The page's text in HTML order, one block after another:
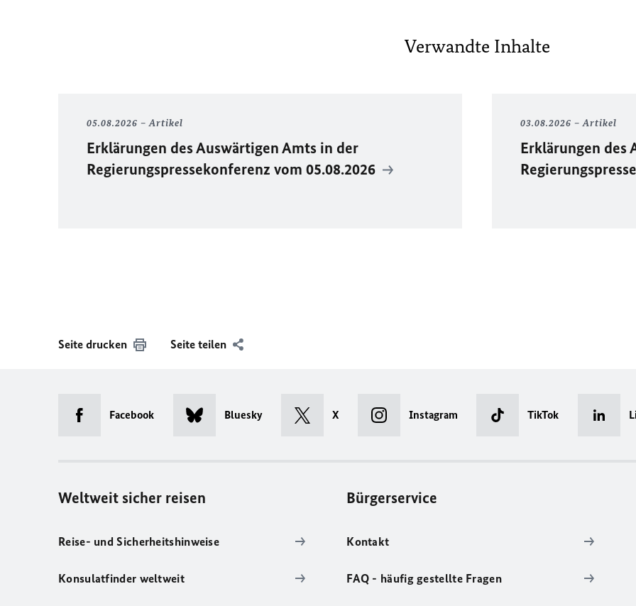
Verwandte Inhalte
05.08.2026 Artikel
Erklärungen des Auswärtigen Amts in der
Regierungspressekonferenz vom 05.08.2026
03.08.2026 Artikel
Erklärungen des
Seite drucken Seite teilen
Facebook Bluesky X Instagram TikTok
Weltweit sicher reisen
Reise- und Sicherheitshinweise
Konsulatfinder weltweit
Bürgerservice
Kontakt
FAQ - häufig gestellte Fragen